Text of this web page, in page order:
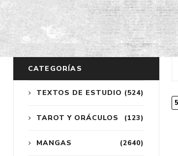
CATEGORÍAS
(524)
TEXTOS DE ESTUDIO
(123)
TAROT Y ORÁCULOS
(2640)
MANGAS